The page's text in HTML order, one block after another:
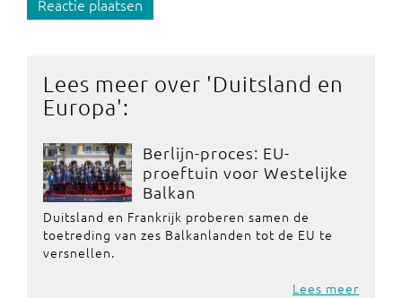
Reactie plaatsen
Lees meer over 'Duitsland en
Europa':
Berlijn-proces: EU-
proeftuin voor Westelijke
Balkan
Duitsland en Frankrijk proberen samen de
toetreding van zes Balkanlanden tot de EU te
versnellen.
Lees meer